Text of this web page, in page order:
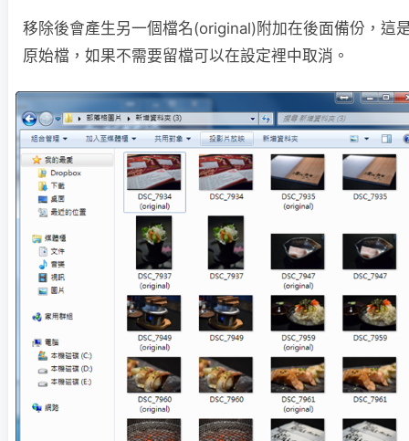
移除後會產生另一個檔名(original)附加在後面備份，這
原始檔，如果不需要留檔可以在設定裡中取消。